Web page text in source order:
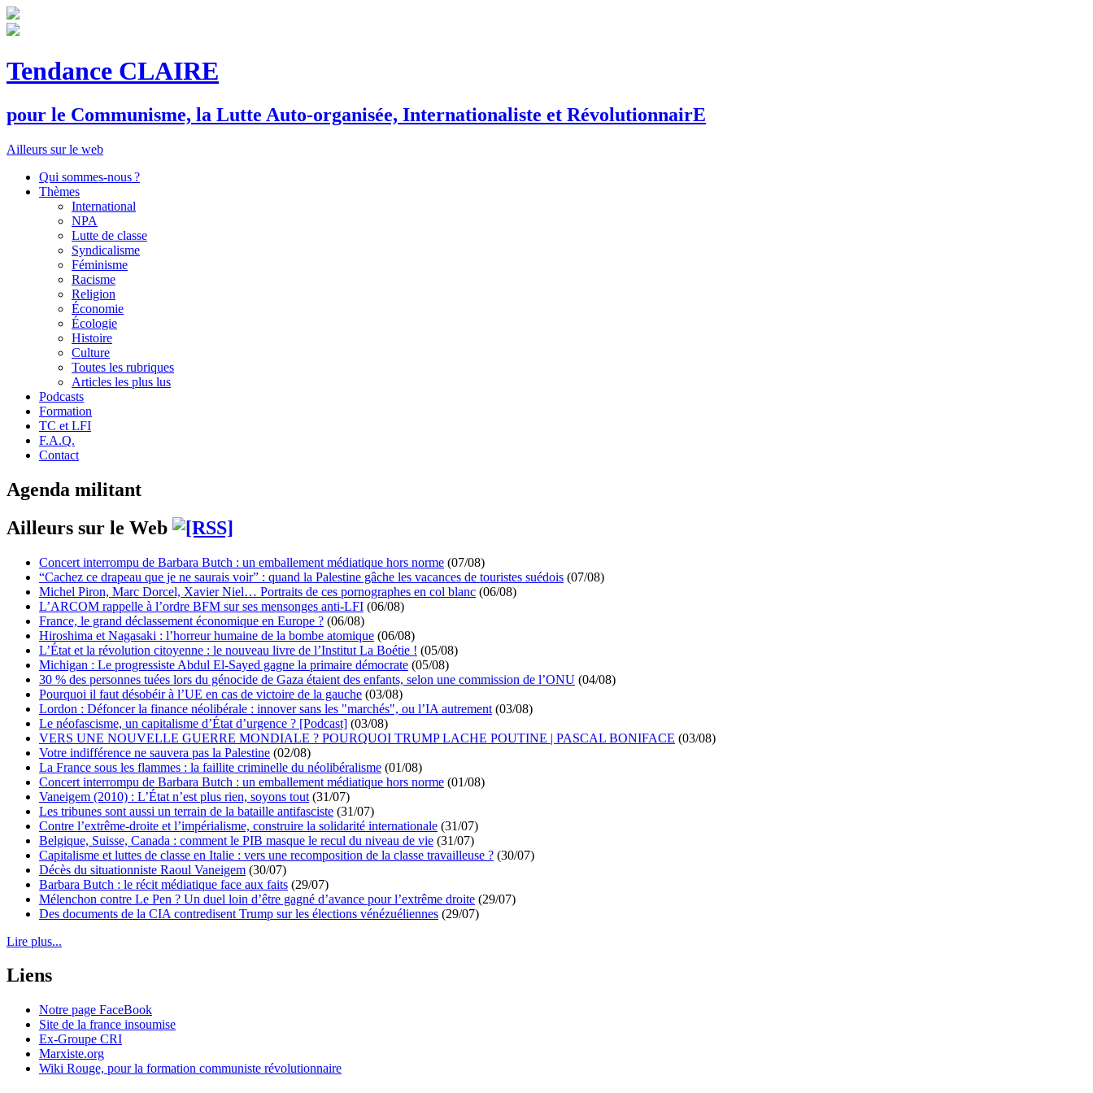
Tendance CLAIRE
pour le Communisme, la Lutte Auto-organisée, Internationaliste et RévolutionnairE
Ailleurs sur le web
Qui sommes-nous ?
Thèmes
International
NPA
Lutte de classe
Syndicalisme
Féminisme
Racisme
Religion
Économie
Écologie
Histoire
Culture
Toutes les rubriques
Articles les plus lus
Podcasts
Formation
TC et LFI
F.A.Q.
Contact
Agenda militant
Ailleurs sur le Web
Concert interrompu de Barbara Butch : un emballement médiatique hors norme (07/08)
“Cachez ce drapeau que je ne saurais voir” : quand la Palestine gâche les vacances de touristes suédois (07/08)
Michel Piron, Marc Dorcel, Xavier Niel… Portraits de ces pornographes en col blanc (06/08)
L’ARCOM rappelle à l’ordre BFM sur ses mensonges anti-LFI (06/08)
France, le grand déclassement économique en Europe ? (06/08)
Hiroshima et Nagasaki : l’horreur humaine de la bombe atomique (06/08)
L’État et la révolution citoyenne : le nouveau livre de l’Institut La Boétie ! (05/08)
Michigan : Le progressiste Abdul El-Sayed gagne la primaire démocrate (05/08)
30 % des personnes tuées lors du génocide de Gaza étaient des enfants, selon une commission de l’ONU (04/08)
Pourquoi il faut désobéir à l’UE en cas de victoire de la gauche (03/08)
Lordon : Défoncer la finance néolibérale : innover sans les "marchés", ou l’IA autrement (03/08)
Le néofascisme, un capitalisme d’État d’urgence ? [Podcast] (03/08)
VERS UNE NOUVELLE GUERRE MONDIALE ? POURQUOI TRUMP LACHE POUTINE | PASCAL BONIFACE (03/08)
Votre indifférence ne sauvera pas la Palestine (02/08)
La France sous les flammes : la faillite criminelle du néolibéralisme (01/08)
Concert interrompu de Barbara Butch : un emballement médiatique hors norme (01/08)
Vaneigem (2010) : L’État n’est plus rien, soyons tout (31/07)
Les tribunes sont aussi un terrain de la bataille antifasciste (31/07)
Contre l’extrême-droite et l’impérialisme, construire la solidarité internationale (31/07)
Belgique, Suisse, Canada : comment le PIB masque le recul du niveau de vie (31/07)
Capitalisme et luttes de classe en Italie : vers une recomposition de la classe travailleuse ? (30/07)
Décès du situationniste Raoul Vaneigem (30/07)
Barbara Butch : le récit médiatique face aux faits (29/07)
Mélenchon contre Le Pen ? Un duel loin d’être gagné d’avance pour l’extrême droite (29/07)
Des documents de la CIA contredisent Trump sur les élections vénézuéliennes (29/07)
Lire plus...
Liens
Notre page FaceBook
Site de la france insoumise
Ex-Groupe CRI
Marxiste.org
Wiki Rouge, pour la formation communiste révolutionnaire